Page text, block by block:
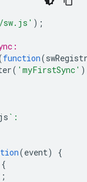
);
function(
( 'myFirstSync'
js `:
(event)
{
{